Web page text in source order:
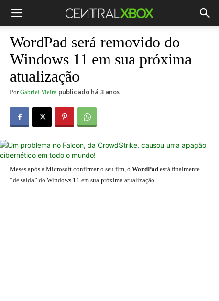
WordPad será removido do
Windows 11 em sua próxima
atualização
Por Gabriel Vieira publicado há 3 anos
Meses após a Microsoft confirmar o seu fim, o WordPad está finalmente
“de saída” do Windows 11 em sua próxima atualização.